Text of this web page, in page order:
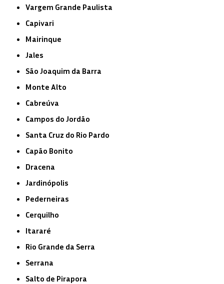
Vargem Grande Paulista
Capivari
Mairinque
Jales
São Joaquim da Barra
Monte Alto
Cabreúva
Campos do Jordão
Santa Cruz do Rio Pardo
Capão Bonito
Dracena
Jardinópolis
Pederneiras
Cerquilho
Itararé
Rio Grande da Serra
Serrana
Salto de Pirapora